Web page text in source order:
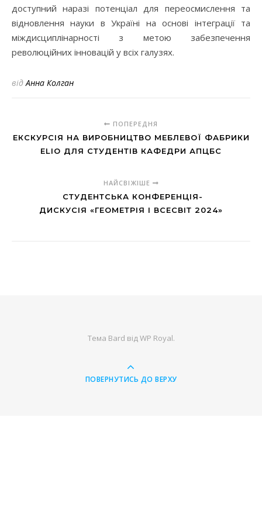
доступний наразі потенціал для переосмислення та
відновлення науки в Україні на основі інтеграції та
міждисциплінарності з метою забезпечення
революційних інновацій у всіх галузях.
від Анна Колган
ПОПЕРЕДНЯ
ЕКСКУРСІЯ НА ВИРОБНИЦТВО МЕБЛЕВОЇ ФАБРИКИ
ELIO ДЛЯ СТУДЕНТІВ КАФЕДРИ АПЦБС
НАЙСВІЖІШЕ
СТУДЕНТСЬКА КОНФЕРЕНЦІЯ-
ДИСКУСІЯ «ГЕОМЕТРІЯ І ВСЕСВІТ 2024»
Тема Bard від WP Royal.
ПОВЕРНУТИСЬ ДО ВЕРХУ